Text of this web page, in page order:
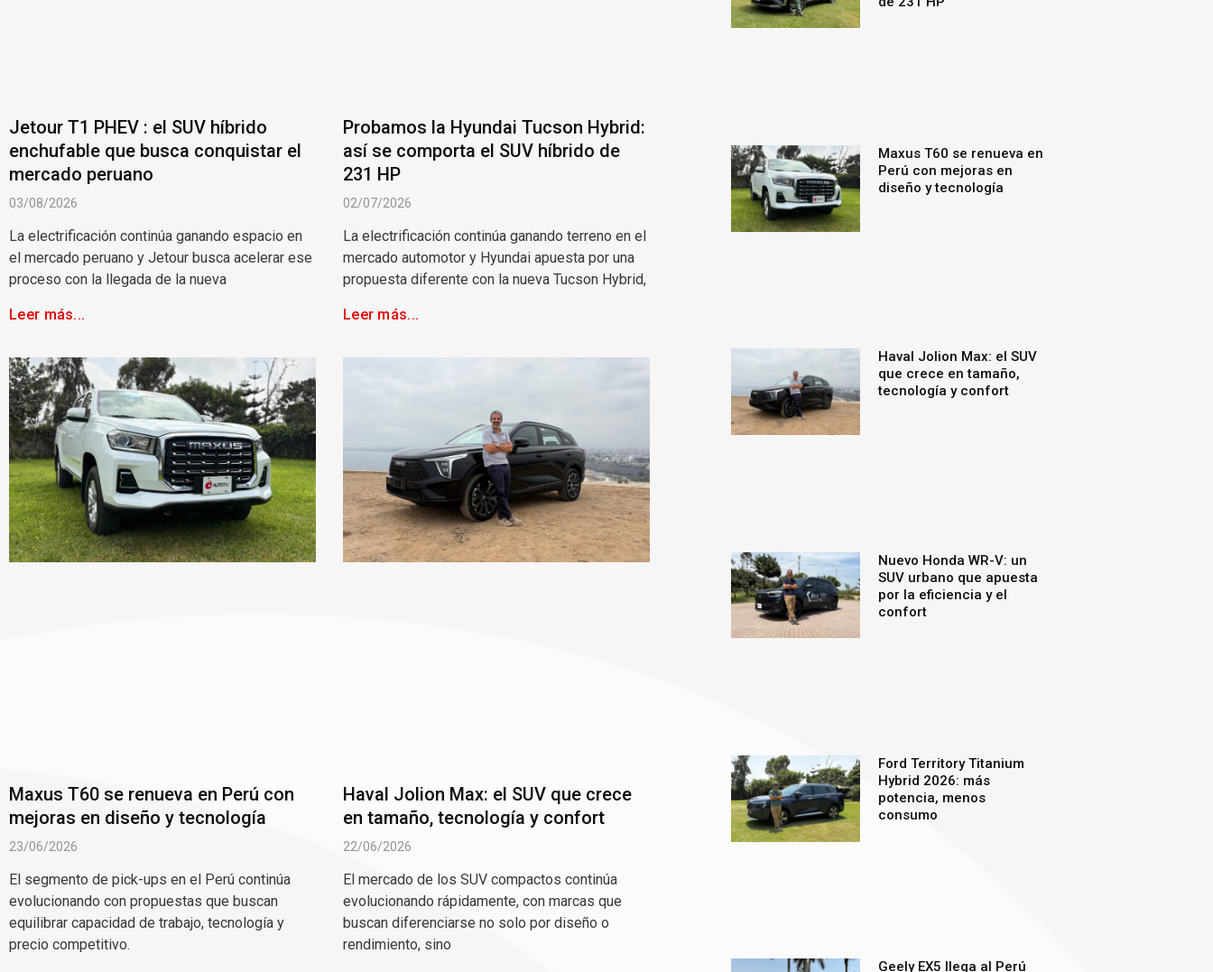
Jetour T1 PHEV : el SUV híbrido
enchufable que busca conquistar el
mercado peruano
03/08/2026
La electrificación continúa ganando espacio en
el mercado peruano y Jetour busca acelerar ese
proceso con la llegada de la nueva
Leer más...
Probamos la Hyundai Tucson Hybrid:
así se comporta el SUV híbrido de
231 HP
02/07/2026
La electrificación continúa ganando terreno en el
mercado automotor y Hyundai apuesta por una
propuesta diferente con la nueva Tucson Hybrid,
Leer más...
Maxus T60 se renueva en Perú con
mejoras en diseño y tecnología
23/06/2026
El segmento de pick-ups en el Perú continúa
evolucionando con propuestas que buscan
equilibrar capacidad de trabajo, tecnología y
precio competitivo.
Haval Jolion Max: el SUV que crece
en tamaño, tecnología y confort
22/06/2026
El mercado de los SUV compactos continúa
evolucionando rápidamente, con marcas que
buscan diferenciarse no solo por diseño o
rendimiento, sino
Maxus T60 se renueva en
Perú con mejoras en
diseño y tecnología
Haval Jolion Max: el SUV
que crece en tamaño,
tecnología y confort
Nuevo Honda WR-V: un
SUV urbano que apuesta
por la eficiencia y el
confort
Ford Territory Titanium
Hybrid 2026: más
potencia, menos
consumo
Geely EX5 llega al Perú